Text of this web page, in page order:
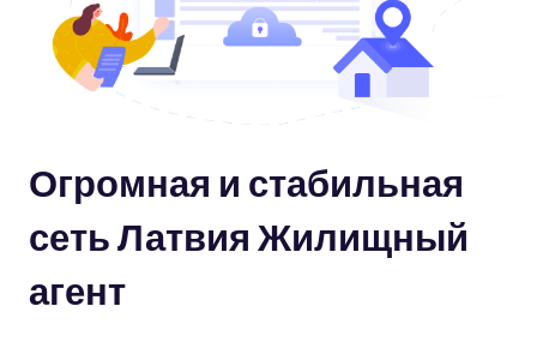
Огромная и стабильная
сеть Латвия Жилищный
агент